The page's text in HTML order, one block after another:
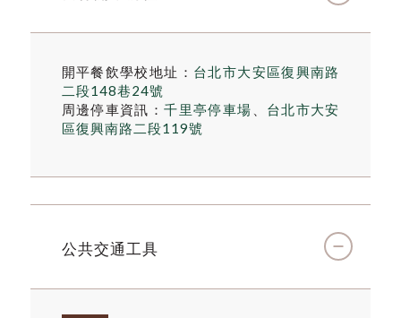
開平餐飲學校地址： 台北市大安區復興南路
二段148巷24號
周邊停車資訊：千里亭停車場
台北市大安
區復興南路二段119號
公共交通工具